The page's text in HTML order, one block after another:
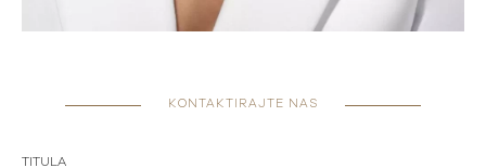
KONTAKTIRAJTE NAS
TITULA